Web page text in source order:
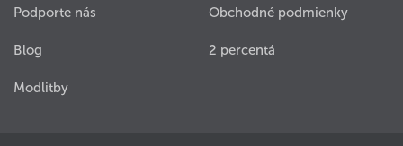
Podporte nás
Blog
Modlitby
Obchodné podmienky
2 percentá